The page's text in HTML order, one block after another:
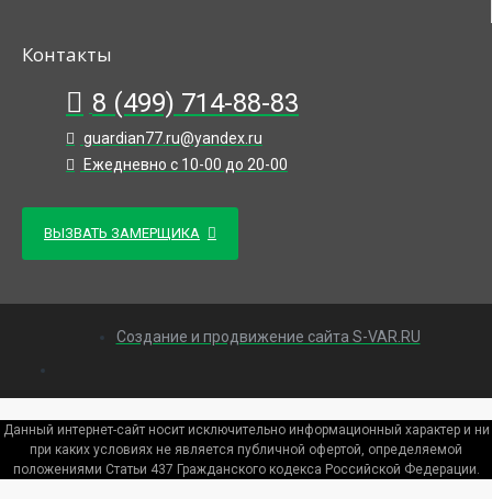
Контакты
8 (499) 714-88-83
guardian77.ru@yandex.ru
Ежедневно с 10-00 до 20-00
ВЫЗВАТЬ ЗАМЕРЩИКА
Создание и продвижение сайта S-VAR.RU
Данный интернет-сайт носит исключительно информационный характер и ни
при каких условиях не является публичной офертой, определяемой
положениями Статьи 437 Гражданского кодекса Российской Федерации.